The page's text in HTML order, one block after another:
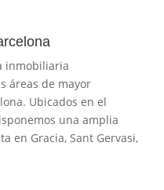
inmobiliaria
áreas de mayor
Ubicados en el
una amplia
en Gracia, Sant Gervasi,